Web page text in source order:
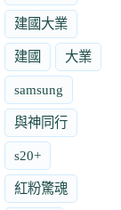
建國大業
建國 大業
samsung
與神同行
s20+
紅粉驚魂